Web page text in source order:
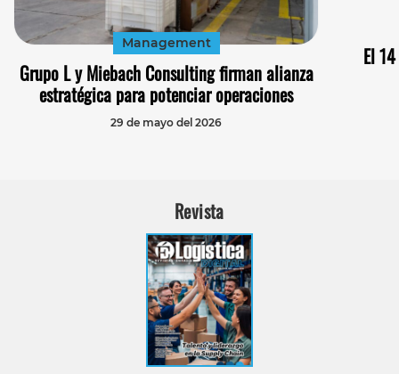
Management
Grupo L y Miebach Consulting firman alianza
estratégica para potenciar operaciones
29 de mayo del 2026
El
Revista